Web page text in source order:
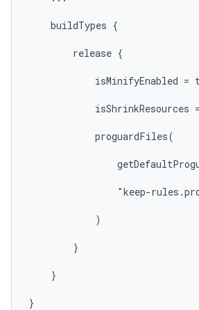
    buildTypes {
        release {
isMinifyEnabled =
isShrinkResources
            proguardFiles(
"keep-
            )
        }
    }
}